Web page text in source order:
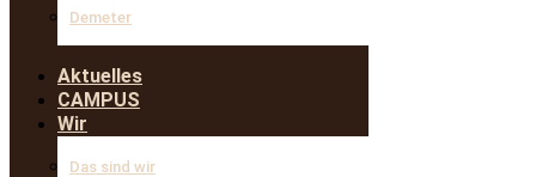
Demeter
Aktuelles
CAMPUS
Wir
Das sind wir